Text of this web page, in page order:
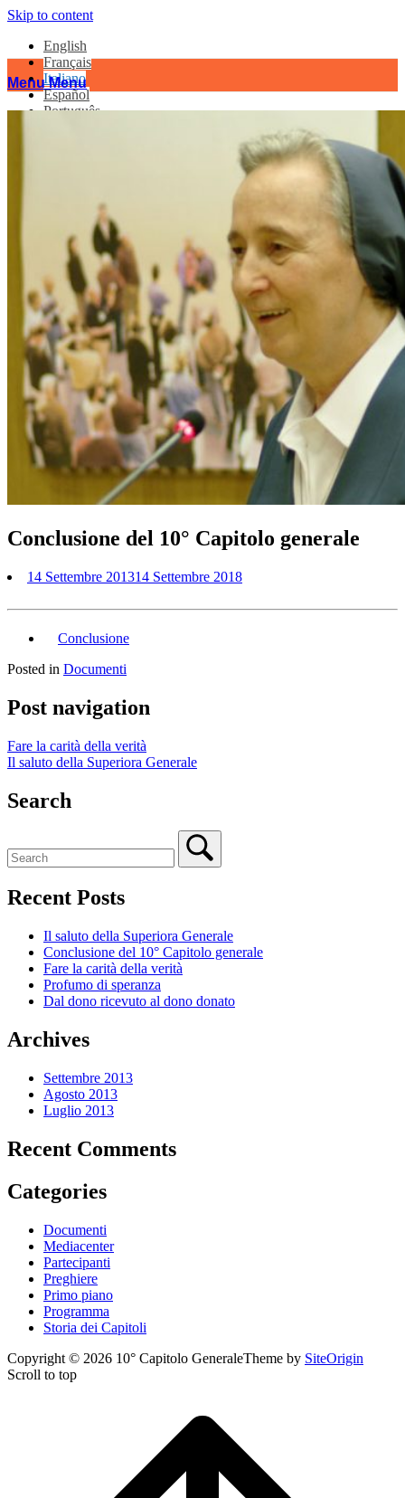
Skip to content
English
Français
Italiano
Español
Português
MenuMenu
Conclusione del 10° Capitolo generale
14 Settembre 201314 Settembre 2018
Conclusione
Posted in Documenti
Post navigation
Fare la carità della verità
Il saluto della Superiora Generale
Search
Recent Posts
Il saluto della Superiora Generale
Conclusione del 10° Capitolo generale
Fare la carità della verità
Profumo di speranza
Dal dono ricevuto al dono donato
Archives
Settembre 2013
Agosto 2013
Luglio 2013
Recent Comments
Categories
Documenti
Mediacenter
Partecipanti
Preghiere
Primo piano
Programma
Storia dei Capitoli
Copyright © 2026 10° Capitolo GeneraleTheme by SiteOrigin
Scroll to top